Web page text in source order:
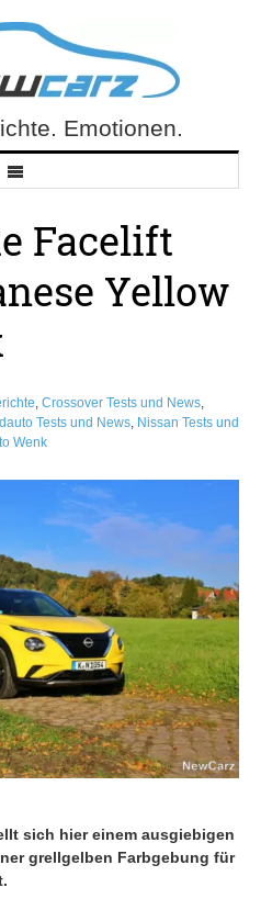
Emotionen.
Facelift
Yellow
, Crossover Tests und News,
Tests und News, Nissan Tests und
Wenk
sich hier einem ausgiebigen
grellgelben Farbgebung für